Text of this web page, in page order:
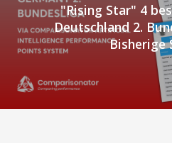
"Rising Star" 4
Deutschland 2.
Bisherige